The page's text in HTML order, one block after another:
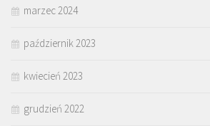
marzec 2024
październik 2023
kwiecień 2023
grudzień 2022